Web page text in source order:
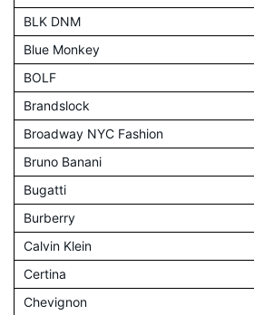
BLK DNM
Blue Monkey
BOLF
Brandslock
Broadway NYC Fashion
Bruno Banani
Bugatti
Burberry
Calvin Klein
Certina
Chevignon